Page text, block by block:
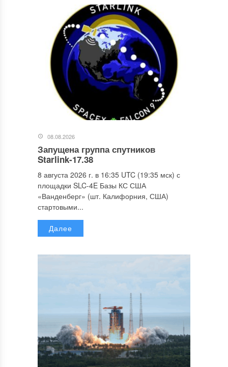
08.08.2026
Запущена группа спутников
Starlink-17.38
8 августа 2026 г. в 16:35 UTC (19:35 мск) с
площадки SLC-4E Базы КС США
«Ванденберг» (шт. Калифорния, США)
стартовыми...
Далее